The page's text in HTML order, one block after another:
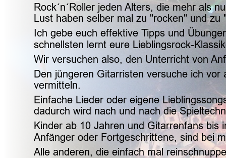
Rock´n´Roller jeden Alters, die mehr als
Lust haben selber mal zu "rocken" und
Ich gebe euch effektive Tipps und
schnellsten lernt eure Lieblingsrock-
Wir versuchen also, den Unterricht von
Den jüngeren Gitarristen versuche ich
vermitteln.
Einfache Lieder oder eigene
dadurch wird nach und nach die
Kinder ab 10 Jahren und Gitarrenfans
Anfänger oder Fortgeschrittene, sind bei
Alle anderen, die einfach mal